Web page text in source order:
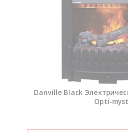
Danville Black
Opti-myst